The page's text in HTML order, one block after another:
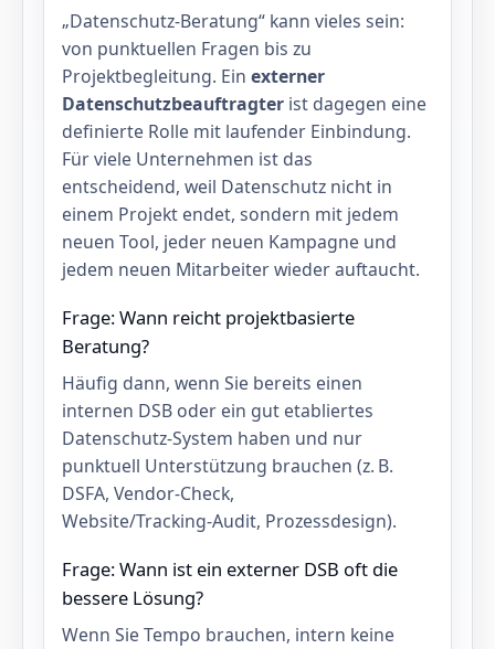
„Datenschutz‑Beratung“ kann vieles sein:
von punktuellen Fragen bis zu
Projektbegleitung. Ein externer
Datenschutzbeauftragter ist dagegen eine
definierte Rolle mit laufender Einbindung.
Für viele Unternehmen ist das
entscheidend, weil Datenschutz nicht in
einem Projekt endet, sondern mit jedem
neuen Tool, jeder neuen Kampagne und
jedem neuen Mitarbeiter wieder auftaucht.
Frage: Wann reicht projektbasierte
Beratung?
Häufig dann, wenn Sie bereits einen
internen DSB oder ein gut etabliertes
Datenschutz‑System haben und nur
punktuell Unterstützung brauchen (z. B.
DSFA, Vendor‑Check,
Website/Tracking‑Audit, Prozessdesign).
Frage: Wann ist ein externer DSB oft die
bessere Lösung?
Wenn Sie Tempo brauchen, intern keine